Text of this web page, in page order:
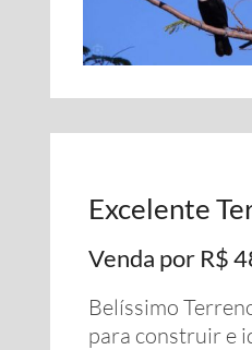
Excelente
Venda por R$
Belíssimo
para construir e